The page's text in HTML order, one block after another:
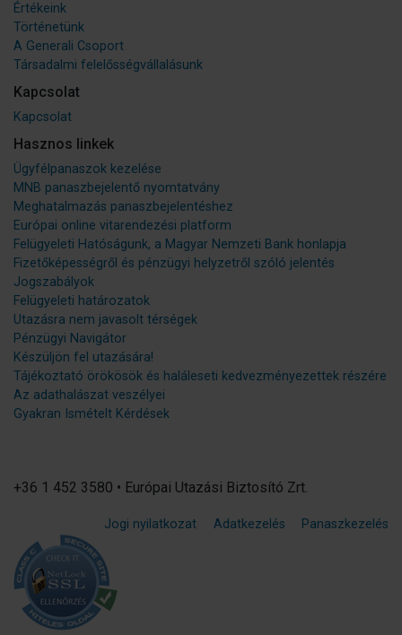
Értékeink
Történetünk
A Generali Csoport
Társadalmi felelősségvállalásunk
Kapcsolat
Kapcsolat
Hasznos linkek
Ügyfélpanaszok kezelése
MNB panaszbejelentő nyomtatvány
Meghatalmazás panaszbejelentéshez
Európai online vitarendezési platform
Felügyeleti Hatóságunk, a Magyar Nemzeti Bank honlapja
Fizetőképességről és pénzügyi helyzetről szóló jelentés
Jogszabályok
Felügyeleti határozatok
Utazásra nem javasolt térségek
Pénzügyi Navigátor
Készüljön fel utazására!
Tájékoztató örökösök és haláleseti kedvezményezettek részére
Az adathalászat veszélyei
Gyakran Ismételt Kérdések
+36 1 452 3580 • Európai Utazási Biztosító Zrt.
Jogi nyilatkozat Adatkezelés Panaszkezelés